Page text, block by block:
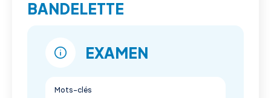
BANDELETTE
EXAMEN
Mots-clés